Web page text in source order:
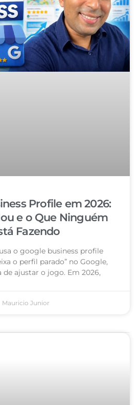
Profile em 2026:
e o Que Ninguém
Fazendo
o google business profile
o perfil parado” no Google,
de ajustar o jogo. Em 2026,
Mauricio Junior